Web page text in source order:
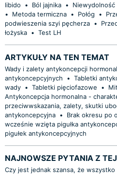
libido
• Ból jajnika • Niewydolność
•
Metoda termiczna • Połóg •
podwieszenia szyi pęcherza •
łożyska • Test LH
ARTYKUŁY NA TEN TEMAT
Wady i zalety antykoncepcji
antykoncepcyjnych
• Tabletki
wady • Tabletki pięciofazowe •
Antykoncepcja hormonalna -
przeciwwskazania, zalety, skutki
antykoncepcyjna • Brak okresu po
wcześnie wzięta pigułka
pigułek antykoncepcyjnych
NAJNOWSZE PYTANIA Z
Czy jest jednak szansa, że